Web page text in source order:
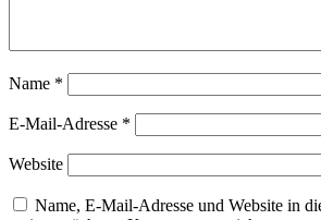
Name *
E-Mail-Adresse *
Website
Name, E-Mail-Adresse und Website in